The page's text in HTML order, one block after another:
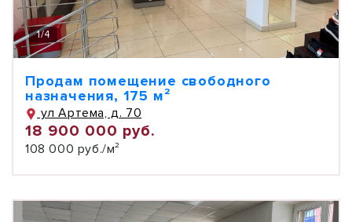
1/4
Продам помещение свободного
назначения, 175 м²
ул Артема, д. 70
18 900 000 руб.
108 000 руб./м²